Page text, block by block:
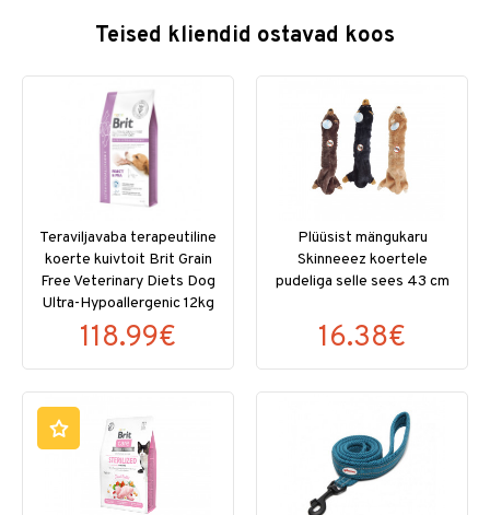
Teised kliendid ostavad koos
Teraviljavaba terapeutiline
koerte kuivtoit Brit Grain
Free Veterinary Diets Dog
Ultra-Hypoallergenic 12kg
118.99€
Plüüsist mängukaru
Skinneeez koertele
pudeliga selle sees 43 cm
16.38€